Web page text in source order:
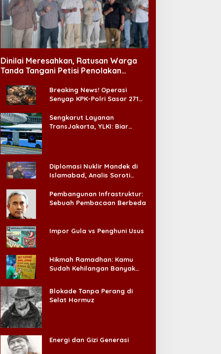
Dinilai Meresahkan, Ratusan Warga
Tanda Tangani Petisi Penolakan
Breaking News! Operasi
Senyap KPK-Polri Sasar 271
Ada ‘Badai Pemeriksaan’
Sengkarut Layanan
TransJakarta, YLKI: Biar
Diplomasi Nuklir Mandek di
Islamabad, Analis Soroti
Pembangunan Infrastruktur:
Sebuah Pembacaan Berbeda
Impor Gula vs Penghuni Usus
Hikmah Ramadhan: Kamu
Sudah Kehilangan Banyak
Blokade Tanpa Perang di
Selat Hormuz
Energi dan Gizi Generasi